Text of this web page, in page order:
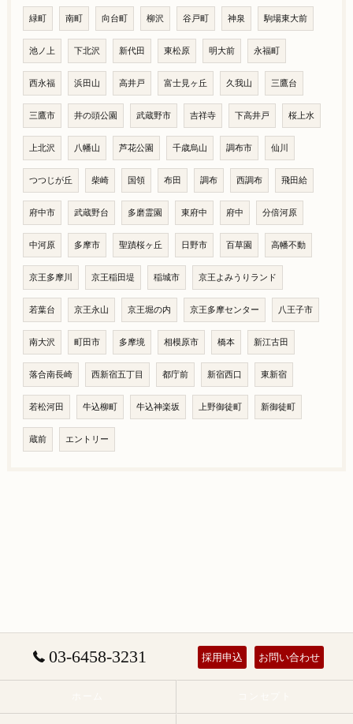
緑町 南町 向台町 柳沢 谷戸町 神泉 駒場東大前
池ノ上 下北沢 新代田 東松原 明大前 永福町
西永福 浜田山 高井戸 富士見ヶ丘 久我山 三鷹台
三鷹市 井の頭公園 武蔵野市 吉祥寺 下高井戸 桜上水
上北沢 八幡山 芦花公園 千歳烏山 調布市 仙川
つつじが丘 柴崎 国領 布田 調布 西調布 飛田給
府中市 武蔵野台 多磨霊園 東府中 府中 分倍河原
中河原 多摩市 聖蹟桜ヶ丘 日野市 百草園 高幡不動
京王多摩川 京王稲田堤 稲城市 京王よみうりランド
若葉台 京王永山 京王堀の内 京王多摩センター 八王子市
南大沢 町田市 多摩境 相模原市 橋本 新江古田
落合南長崎 西新宿五丁目 都庁前 新宿西口 東新宿
若松河田 牛込柳町 牛込神楽坂 上野御徒町 新御徒町
蔵前 エントリー
03-6458-3231 採用申込 お問い合わせ